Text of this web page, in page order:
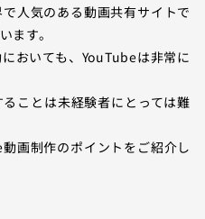
人気のある動画共有サイトで
ます。
おいても、YouTubeは非常に
ことは未経験者にとっては難
画制作のポイントをご紹介し